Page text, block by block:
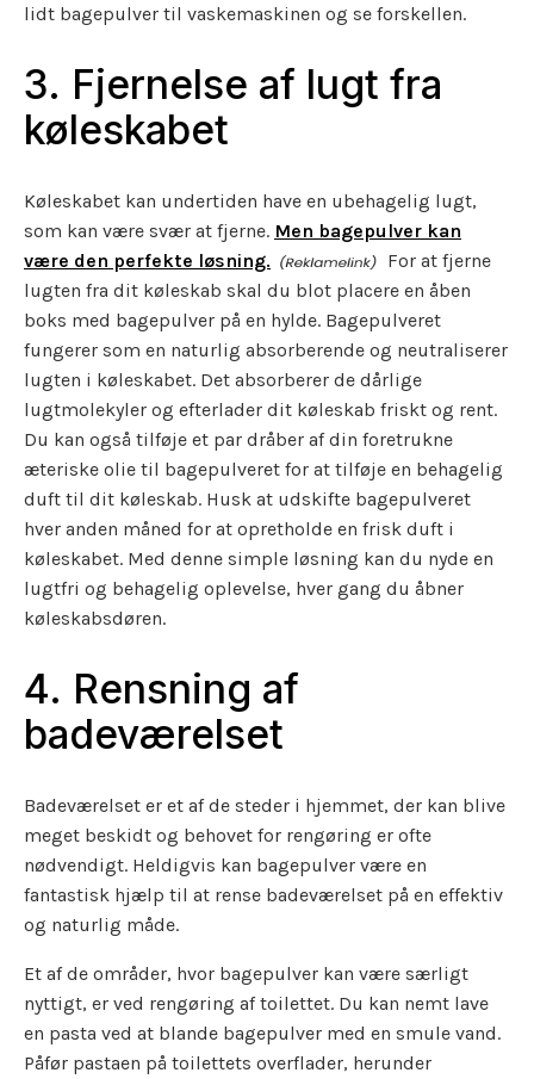
lidt bagepulver til vaskemaskinen og se forskellen.
3. Fjernelse af lugt fra
køleskabet
Køleskabet kan undertiden have en ubehagelig lugt,
som kan være svær at fjerne. Men bagepulver kan
være den perfekte løsning.
For at fjerne
lugten fra dit køleskab skal du blot placere en åben
boks med bagepulver på en hylde. Bagepulveret
fungerer som en naturlig absorberende og neutraliserer
lugten i køleskabet. Det absorberer de dårlige
lugtmolekyler og efterlader dit køleskab friskt og rent.
Du kan også tilføje et par dråber af din foretrukne
æteriske olie til bagepulveret for at tilføje en behagelig
duft til dit køleskab. Husk at udskifte bagepulveret
hver anden måned for at opretholde en frisk duft i
køleskabet. Med denne simple løsning kan du nyde en
lugtfri og behagelig oplevelse, hver gang du åbner
køleskabsdøren.
4. Rensning af
badeværelset
Badeværelset er et af de steder i hjemmet, der kan blive
meget beskidt og behovet for rengøring er ofte
nødvendigt. Heldigvis kan bagepulver være en
fantastisk hjælp til at rense badeværelset på en effektiv
og naturlig måde.
Et af de områder, hvor bagepulver kan være særligt
nyttigt, er ved rengøring af toilettet. Du kan nemt lave
en pasta ved at blande bagepulver med en smule vand.
Påfør pastaen på toilettets overflader, herunder